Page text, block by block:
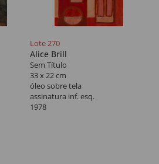
Lote 270
Alice Brill
Sem Título
33 x 22 cm
óleo sobre tela
assinatura inf. esq.
1978